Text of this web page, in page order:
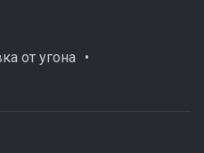
от угона